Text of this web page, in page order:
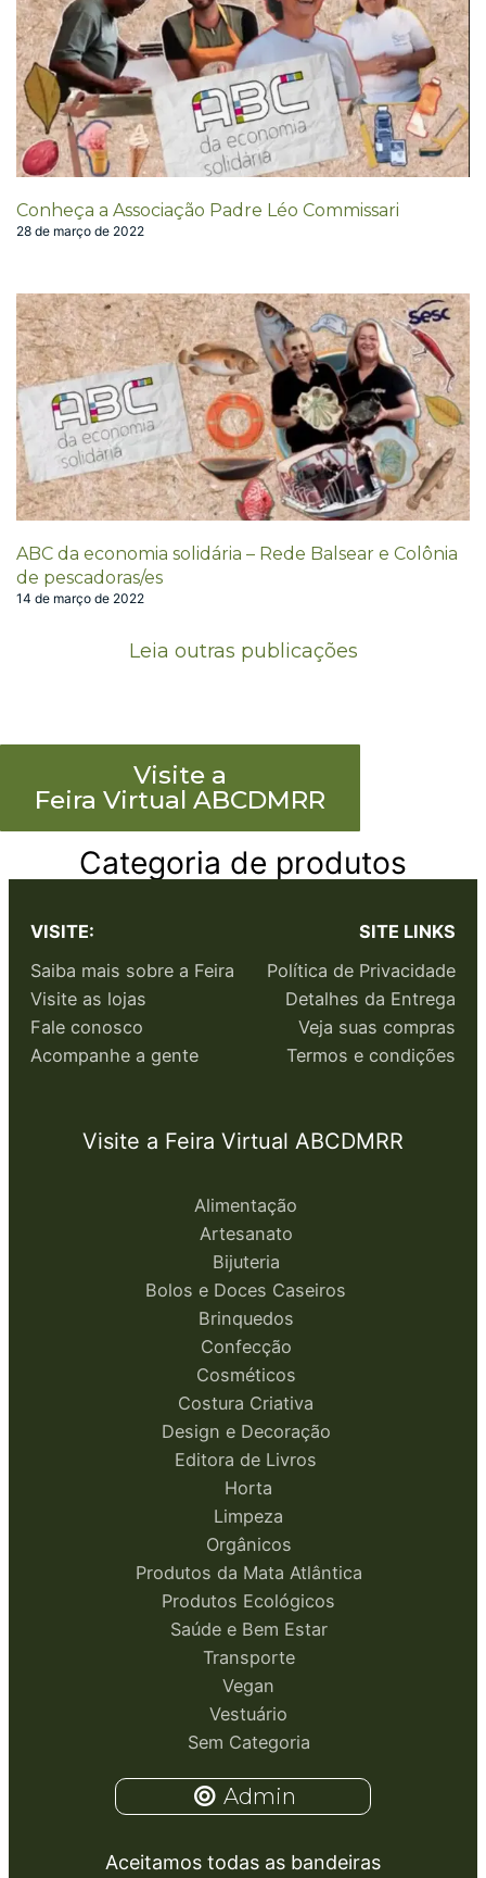
Conheça a Associação Padre Léo Commissari
28 de março de 2022
ABC da economia solidária – Rede Balsear e Colônia
de pescadoras/es
14 de março de 2022
Leia outras publicações
Visite a
Feira Virtual ABCDMRR
Categoria de produtos
VISITE:
Saiba mais sobre a Feira
Visite as lojas
Fale conosco
Acompanhe a gente
SITE LINKS
Política de Privacidade
Detalhes da Entrega
Veja suas compras
Termos e condições
Visite a Feira Virtual ABCDMRR
Alimentação
Artesanato
Bijuteria
Bolos e Doces Caseiros
Brinquedos
Confecção
Cosméticos
Costura Criativa
Design e Decoração
Editora de Livros
Horta
Limpeza
Orgânicos
Produtos da Mata Atlântica
Produtos Ecológicos
Saúde e Bem Estar
Transporte
Vegan
Vestuário
Sem Categoria
Admin
Aceitamos todas as bandeiras